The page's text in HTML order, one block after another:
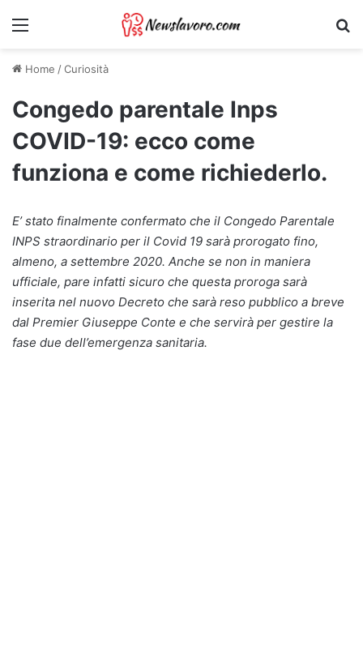
Menu
Home /Curiosità
Congedo parentale Inps
COVID-19: ecco come
funziona e come richiederlo.
E’ stato finalmente confermato che il Congedo Parentale
INPS straordinario per il Covid 19 sarà prorogato fino,
almeno, a settembre 2020. Anche se non in maniera
ufficiale, pare infatti sicuro che questa proroga sarà
inserita nel nuovo Decreto che sarà reso pubblico a breve
dal Premier Giuseppe Conte e che servirà per gestire la
fase due dell’emergenza sanitaria.